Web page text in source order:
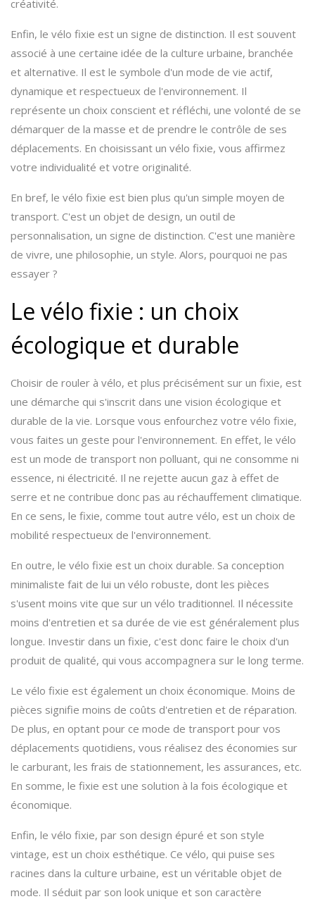
créativité.
Enfin, le vélo fixie est un signe de distinction. Il est souvent
associé à une certaine idée de la culture urbaine, branchée
et alternative. Il est le symbole d'un mode de vie actif,
dynamique et respectueux de l'environnement. Il
représente un choix conscient et réfléchi, une volonté de se
démarquer de la masse et de prendre le contrôle de ses
déplacements. En choisissant un vélo fixie, vous affirmez
votre individualité et votre originalité.
En bref, le vélo fixie est bien plus qu'un simple moyen de
transport. C'est un objet de design, un outil de
personnalisation, un signe de distinction. C'est une manière
de vivre, une philosophie, un style. Alors, pourquoi ne pas
essayer ?
Le vélo fixie : un choix
écologique et durable
Choisir de rouler à vélo, et plus précisément sur un fixie, est
une démarche qui s'inscrit dans une vision écologique et
durable de la vie. Lorsque vous enfourchez votre vélo fixie,
vous faites un geste pour l'environnement. En effet, le vélo
est un mode de transport non polluant, qui ne consomme ni
essence, ni électricité. Il ne rejette aucun gaz à effet de
serre et ne contribue donc pas au réchauffement climatique.
En ce sens, le fixie, comme tout autre vélo, est un choix de
mobilité respectueux de l'environnement.
En outre, le vélo fixie est un choix durable. Sa conception
minimaliste fait de lui un vélo robuste, dont les pièces
s'usent moins vite que sur un vélo traditionnel. Il nécessite
moins d'entretien et sa durée de vie est généralement plus
longue. Investir dans un fixie, c'est donc faire le choix d'un
produit de qualité, qui vous accompagnera sur le long terme.
Le vélo fixie est également un choix économique. Moins de
pièces signifie moins de coûts d'entretien et de réparation.
De plus, en optant pour ce mode de transport pour vos
déplacements quotidiens, vous réalisez des économies sur
le carburant, les frais de stationnement, les assurances, etc.
En somme, le fixie est une solution à la fois écologique et
économique.
Enfin, le vélo fixie, par son design épuré et son style
vintage, est un choix esthétique. Ce vélo, qui puise ses
racines dans la culture urbaine, est un véritable objet de
mode. Il séduit par son look unique et son caractère